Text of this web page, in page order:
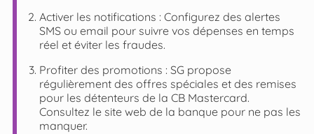
Activer les notifications : Configurez des alertes
SMS ou email pour suivre vos dépenses en temps
réel et éviter les fraudes.
Profiter des promotions : SG propose
régulièrement des offres spéciales et des remises
pour les détenteurs de la CB Mastercard.
Consultez le site web de la banque pour ne pas les
manquer.